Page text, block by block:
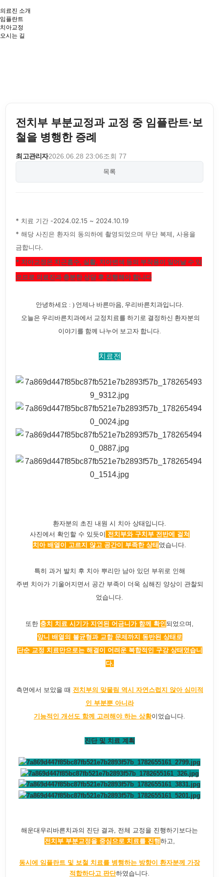
의료진 소개
임플란트
치아교정
오시는 길
전치부 부분교정과 교정 중 임플란트·보
철을 병행한 증례
최고관리자2026.06.28 23:06조회 77
목록
* 치료 기간 -2024.02.15 ~ 2024.10.19
* 해당 사진은 환자의 동의하에 촬영되었으며 무단 복제, 사용을
금합니다.
* 치아교정은 치근흡수, 실활, 치아변색 등의 부작용이 일어날 수 있
으므로 의료진과 충분한 상담 후 진행해야 합니다
안녕하세요 : ) 언제나 바른마음, 우리바른치과입니다.
오늘은 우리바른치과에서 교정치료를 하기로 결정하신 환자분의
이야기를 함께 나누어 보고자 합니다.
치료전
환자분의 초진 내원 시 치아 상태입니다.
사진에서 확인할 수 있듯이 전치부와 구치부 전반에 걸쳐
치아 배열이 고르지 않고 공간이 부족한 상태 였습니다.
특히 과거 발치 후 치아 뿌리만 남아 있던 부위로 인해
주변 치아가 기울어지면서 공간 부족이 더욱 심해진 양상이 관찰되
었습니다.
또한 충치 치료 시기가 지연된 어금니가 함께 확인되었으며,
앞니 배열의 불균형과 교합 문제까지 동반된 상태로
단순 교정 치료만으로는 해결이 어려운 복합적인 구강 상태였습니
다.
측면에서 보았을 때 전치부의 맞물림 역시 자연스럽지 않아 심미적
인 부분뿐 아니라
기능적인 개선도 함께 고려해야 하는 상황이었습니다.
진단 및 치료 계획
해운대우리바른치과의 진단 결과, 전체 교정을 진행하기보다는
전치부 부분교정을 중심으로 치료를 진행​하고,
동시에 임플란트 및 보철 치료를 병행하는 방향이 환자분께 가장
적합하다고 판단하였습니다.